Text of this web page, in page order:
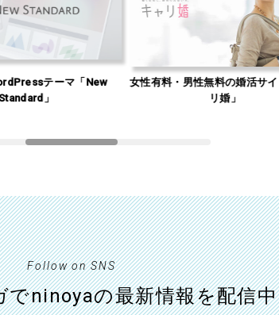
マ「New
女性有料・男性無料の婚活サイト「キャ
Follow on SNS
でninoyaの最新情報を配信中